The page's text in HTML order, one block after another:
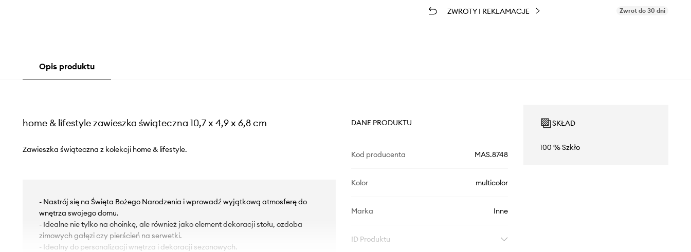
ZWROTY I REKLAMACJE Zwrot do 30 dni
Opis produktu
home & lifestyle zawieszka świąteczna 10,7 x 4,9 x 6,8 cm
Zawieszka świąteczna z kolekcji home & lifestyle.
- Nastrój się na Święta Bożego Narodzenia i wprowadź wyjątkową atmosferę do
wnętrza swojego domu.
- Idealne nie tylko na choinkę, ale również jako element dekoracji stołu, ozdoba
zimowych gałęzi czy pierścień na serwetki.
- Idealny do personalizacji wnętrza i dekoracji sezonowych.
DANE PRODUKTU
Kod producenta MAS.8748
Kolor multicolor
Marka Inne
ID Produktu
SKŁAD
100 % Szkło